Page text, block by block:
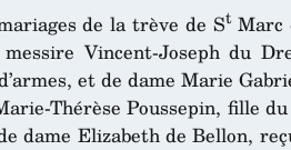
de la trève de StMarc
Vincent-Joseph du
et de dame Marie
Thérèse Poussepin, fille
dame Elizabeth de Bellon,